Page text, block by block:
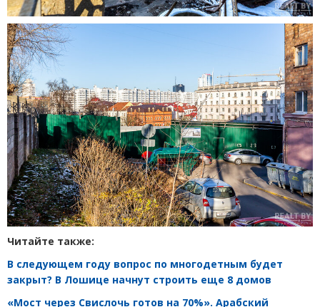
Читайте также:
В следующем году вопрос по многодетным будет
закрыт? В Лошице начнут строить еще 8 домов
«Мост через Свислочь готов на 70%». Арабский